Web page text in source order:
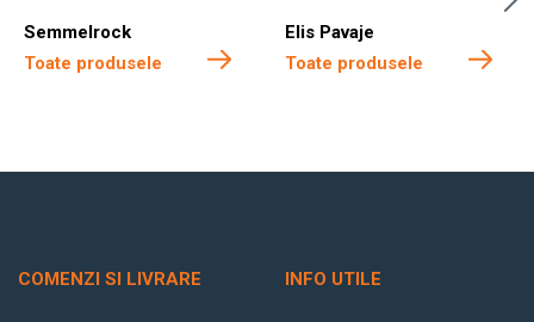
Semmelrock
Toate produsele
Elis Pavaje
Toate produsele
COMENZI SI LIVRARE INFO UTILE